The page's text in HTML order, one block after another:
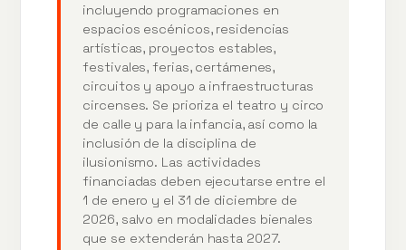
incluyendo programaciones en
espacios escénicos, residencias
artísticas, proyectos estables,
festivales, ferias, certámenes,
circuitos y apoyo a infraestructuras
circenses. Se prioriza el teatro y circo
de calle y para la infancia, así como la
inclusión de la disciplina de
ilusionismo. Las actividades
financiadas deben ejecutarse entre el
1 de enero y el 31 de diciembre de
2026, salvo en modalidades bienales
que se extenderán hasta 2027.